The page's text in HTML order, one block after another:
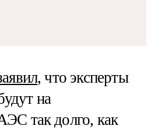
, что эксперты
на
так долго, как